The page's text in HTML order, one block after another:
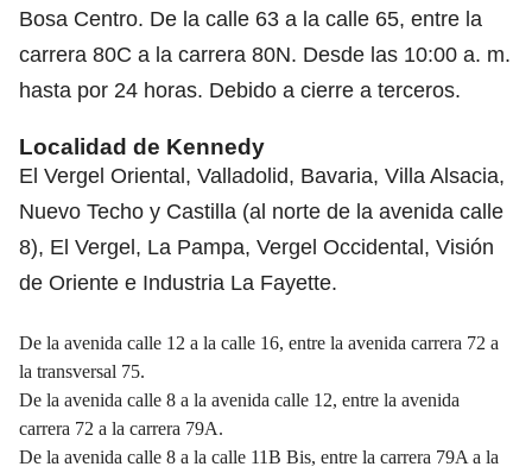
Bosa Centro. De la calle 63 a la calle 65, entre la
carrera 80C a la carrera 80N. Desde las 10:00 a. m.
hasta por 24 horas. Debido a cierre a terceros.
Localidad de Kennedy
El Vergel Oriental, Valladolid, Bavaria, Villa Alsacia,
Nuevo Techo y Castilla (al norte de la avenida calle
8), El Vergel, La Pampa, Vergel Occidental, Visión
de Oriente e Industria La Fayette.
De la avenida calle 12 a la calle 16, entre la avenida carrera 72 a
la transversal 75.
De la avenida calle 8 a la avenida calle 12, entre la avenida
carrera 72 a la carrera 79A.
De la avenida calle 8 a la calle 11B Bis, entre la carrera 79A a la